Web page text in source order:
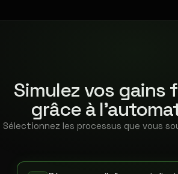
Simulez vos gains
grâce à
Sélectionnez les processus que vous